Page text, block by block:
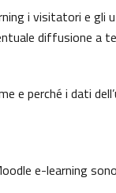
i visitatori e
diffusione a
e perché i dati
e-learning